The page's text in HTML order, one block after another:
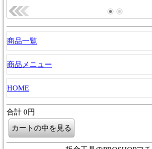
商品一覧
商品メニュー
HOME
合計 0円